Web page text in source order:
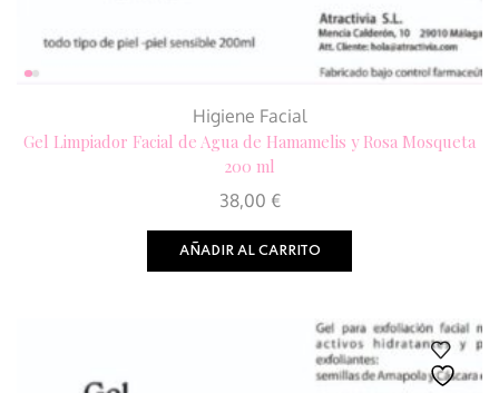
Higiene Facial
Gel Limpiador Facial de Agua de Hamamelis y Rosa Mosqueta
200 ml
38,00 €
AÑADIR AL CARRITO